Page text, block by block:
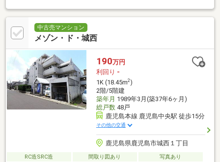
中古売マンション
メゾン・ド・城西
190万円
利回り -
1K (18.45m2)
2階/5階建
築年月 1989年3月(築37年6ヶ月)
総戸数48戸
鹿児島本線 鹿児島中央駅 徒歩15分
その他の交通
鹿児島県鹿児島市城西１丁目
RC造SRC造 間取り図あり
写真あり